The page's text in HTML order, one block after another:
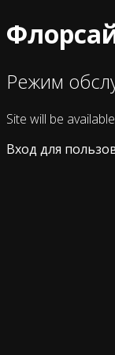
Режим
Site will be
Вход для